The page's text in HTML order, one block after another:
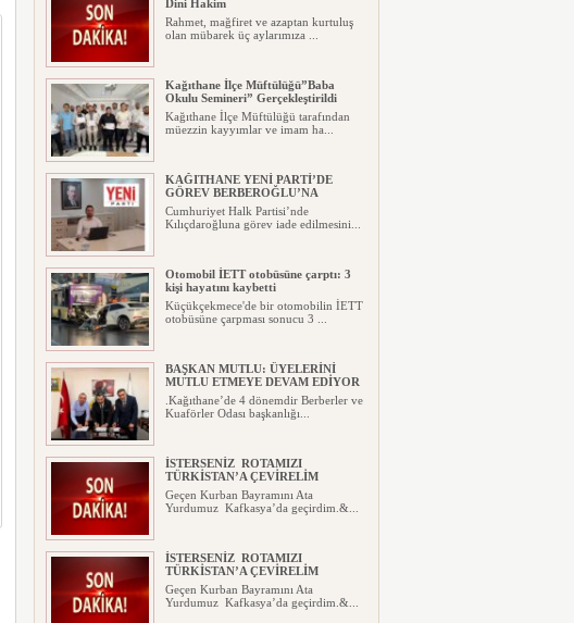
Dini Hakim
Rahmet, mağfiret ve azaptan kurtuluş
olan mübarek üç aylarımıza ...
Kağıthane İlçe Müftülüğü”Baba
Okulu Semineri” Gerçekleştirildi
Kağıthane İlçe Müftülüğü tarafından
müezzin kayyımlar ve imam ha...
KAĞITHANE YENİ PARTİ’DE
GÖREV BERBEROĞLU’NA
Cumhuriyet Halk Partisi’nde
Kılıçdaroğluna görev iade edilmesini...
Otomobil İETT otobüsüne çarptı: 3
kişi hayatını kaybetti
Küçükçekmece'de bir otomobilin İETT
otobüsüne çarpması sonucu 3 ...
BAŞKAN MUTLU: ÜYELERİNİ
MUTLU ETMEYE DEVAM EDİYOR
.Kağıthane’de 4 dönemdir Berberler ve
Kuaförler Odası başkanlığı...
İSTERSENİZ ROTAMIZI
TÜRKİSTAN’A ÇEVİRELİM
Geçen Kurban Bayramını Ata
Yurdumuz Kafkasya’da geçirdim.&...
İSTERSENİZ ROTAMIZI
TÜRKİSTAN’A ÇEVİRELİM
Geçen Kurban Bayramını Ata
Yurdumuz Kafkasya’da geçirdim.&...